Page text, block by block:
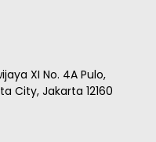
XI No. 4A Pulo,
City, Jakarta 12160